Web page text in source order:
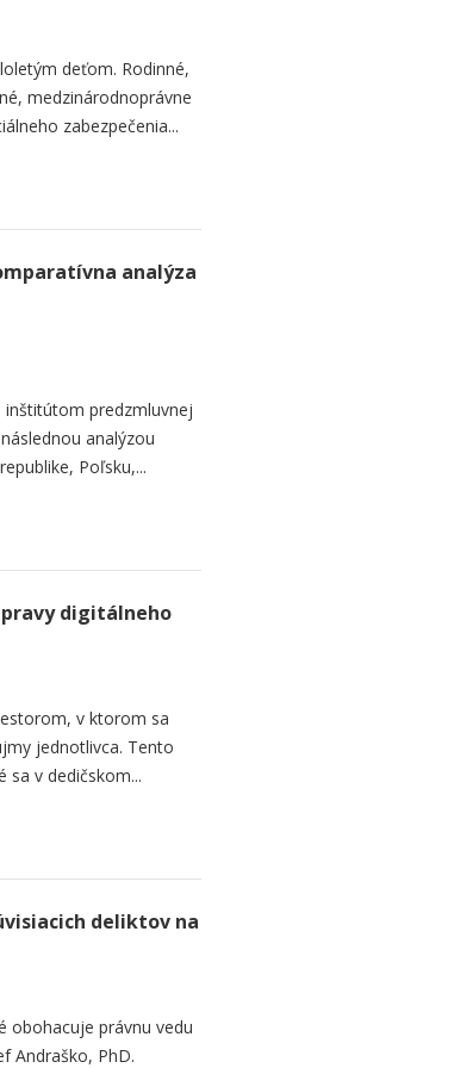
deťom. Rodinné,
medzinárodnoprávne
zabezpečenia...
analýza
inštitútom predzmluvnej
analýzou
Poľsku,...
digitálneho
v ktorom sa
jednotlivca. Tento
sa v dedičskom...
deliktov na
obohacuje právnu vedu
Andraško, PhD.